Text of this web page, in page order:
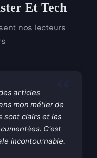
Et Tech
nos lecteurs
articles
mon métier de
sont clairs et les
C'est
incontournable.